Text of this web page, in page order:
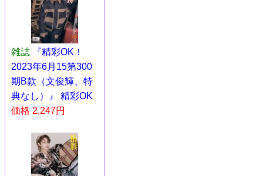
雑誌
『精彩OK！
2023年6月15第300
期B款（文俊輝、特
典なし）』 精彩OK
価格 2,247円